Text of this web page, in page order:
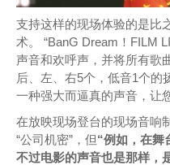
支持这样的现场体验的是比
术。 “BanG Dream！FILM
声音和欢呼声，并将所有歌
后、左、右5个，低音1个的
一种强大而逼真的声音，让
在放映现场登台的现场音响
“公司机密”，但“例如，在舞
不过电影的声音也是那样，